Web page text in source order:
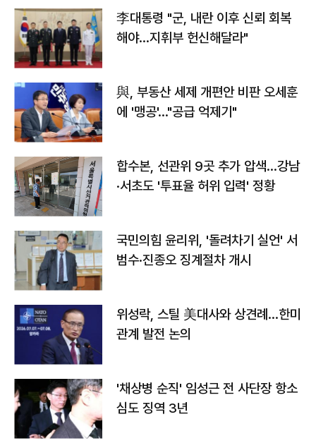
李대통령 "군, 내란 이후 신뢰 회복
해야…지휘부 헌신해달라"
與, 부동산 세제 개편안 비판 오세훈
에 '맹공'…"공급 억제기"
합수본, 선관위 9곳 추가 압색…강남
·서초도 '투표율 허위 입력' 정황
국민의힘 윤리위, '돌려차기 실언' 서
범수·진종오 징계절차 개시
위성락, 스틸 美대사와 상견례…한미
관계 발전 논의
'채상병 순직' 임성근 전 사단장 항소
심도 징역 3년